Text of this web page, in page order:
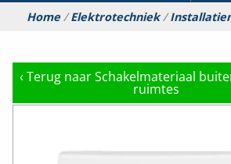
Home/Elektrotechniek/
‹ Terug naar Schakelmateriaal
ruimtes